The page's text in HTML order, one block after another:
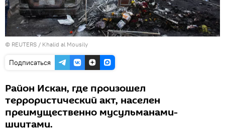
© REUTERS / Khalid al Mousily
Подписаться
Район Искан, где произошел
террористический акт, населен
преимущественно мусульманами-
шиитами.